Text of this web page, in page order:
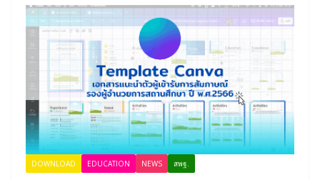
เกณฑ์ ว 12/2568
ก.ค.ศ. | ว 12/2568 หลักเกณฑ์และวิธีการคัดเลือกบุคคล
เพื่อบรรจุและแต่งตั้งให้ดำรงตำแหน่งรองผู้อำนวยการ
สถานศึกษาและผู้อำนวยการสถานศึกษา สังกัดกระทรวง
ศึกษาธิการ
DOWNLOAD EDUCATION NEWS สพฐ.